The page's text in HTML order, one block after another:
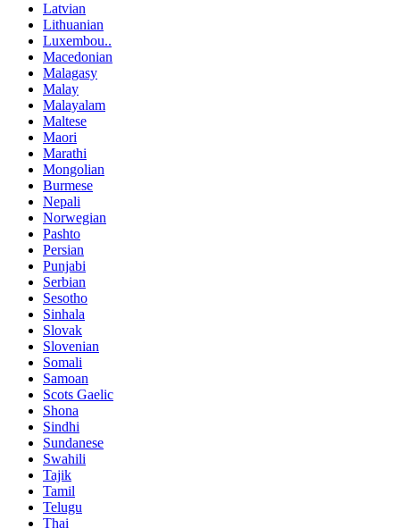
Latvian
Lithuanian
Luxembou..
Macedonian
Malagasy
Malay
Malayalam
Maltese
Maori
Marathi
Mongolian
Burmese
Nepali
Norwegian
Pashto
Persian
Punjabi
Serbian
Sesotho
Sinhala
Slovak
Slovenian
Somali
Samoan
Scots Gaelic
Shona
Sindhi
Sundanese
Swahili
Tajik
Tamil
Telugu
Thai